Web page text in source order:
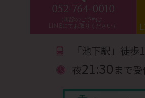
052-764-0010
（再診のご予約は、
LINEにてお取りください）
「池下駅」徒歩
夜21:30 まで